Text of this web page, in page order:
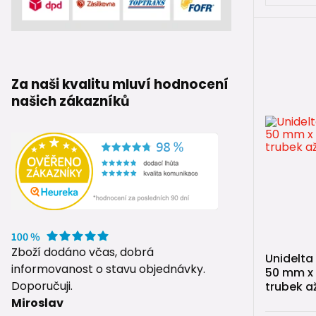
Za naši kvalitu mluví hodnocení
našich zákazníků
Zboží dodáno včas, dobrá
informovanost o stavu objednávky.
Doporučuji.
Miroslav
Kde se
➡️PE
➡️PE
50 mm
trubek